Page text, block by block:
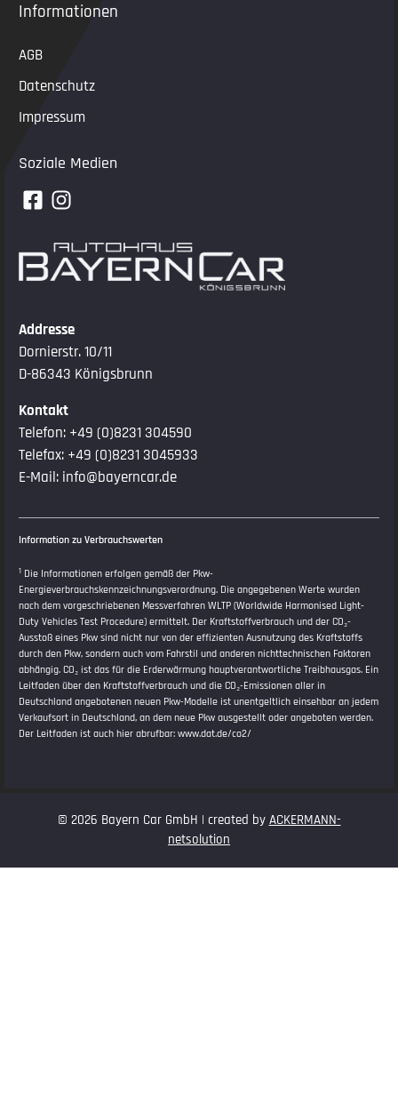
Addresse
Dornierstr. 10/11
D-86343 Königsbrunn
Kontakt
Telefon: +49 (0)8231 304590
Telefax: +49 (0)8231 3045933
E-Mail: info@bayerncar.de
Informationen
AGB
Datenschutz
Impressum
Soziale Medien
Information zu Verbrauchswerten
1 Die Informationen erfolgen gemäß der Pkw-
Energieverbrauchskennzeichnungsverordnung. Die angegebenen Werte wurden
nach dem vorgeschriebenen Messverfahren WLTP (Worldwide Harmonised Light-
Duty Vehicles Test Procedure) ermittelt. Der Kraftstoffverbrauch und der CO₂-
Ausstoß eines Pkw sind nicht nur von der effizienten Ausnutzung des Kraftstoffs
durch den Pkw, sondern auch vom Fahrstil und anderen nichttechnischen Faktoren
abhängig. CO₂ ist das für die Erderwärmung hauptverantwortliche Treibhausgas. Ein
Leitfaden über den Kraftstoffverbrauch und die CO₂-Emissionen aller in
Deutschland angebotenen neuen Pkw-Modelle ist unentgeltlich einsehbar an jedem
Verkaufsort in Deutschland, an dem neue Pkw ausgestellt oder angeboten werden.
Der Leitfaden ist auch hier abrufbar: www.dat.de/co2/
© 2026 Bayern Car GmbH | created by ACKERMANN-
netsolution